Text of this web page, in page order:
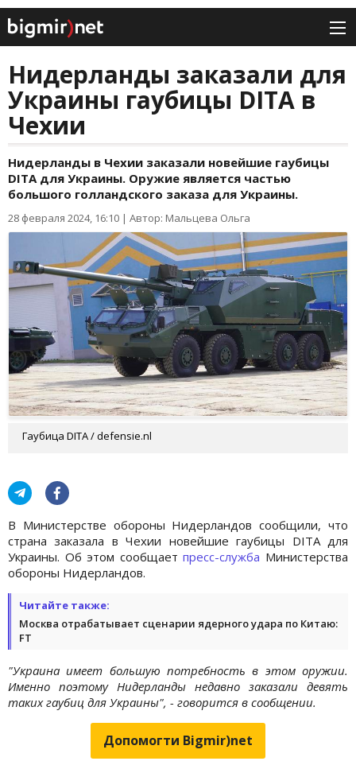
Нидерланды заказали для
Украины гаубицы DITA в
Чехии
Нидерланды в Чехии заказали новейшие гаубицы
DITA для Украины. Оружие является частью
большого голландского заказа для Украины.
28 февраля 2024, 16:10 | Автор: Мальцева Ольга
Гаубица DITA / defensie.nl
В Министерстве обороны Нидерландов сообщили, что
страна заказала в Чехии новейшие гаубицы DITA для
Украины. Об этом сообщаетпресс-служба Министерства
обороны Нидерландов.
Читайте также:
Москва отрабатывает сценарии ядерного удара по Китаю:
FT
"Украина имеет большую потребность в этом оружии.
Именно поэтому Нидерланды недавно заказали девять
таких гаубиц для Украины", - говорится в сообщении.
Допомогти Bigmir)net